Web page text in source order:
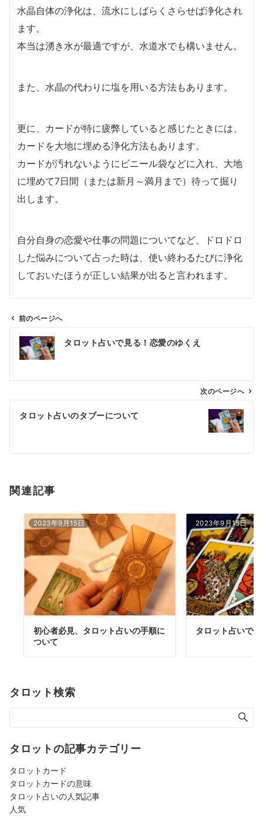
水晶自体の浄化は、流水にしばらくさらせば浄化され
ます。
本当は湧き水が最適ですが、水道水でも構いません。
また、水晶の代わりに塩を用いる方法もあります。
更に、カードが特に疲弊していると感じたときには、
カードを大地に埋める浄化方法もあります。
カードが汚れないようにビニール袋などに入れ、大地
に埋めて7日間（または新月～満月まで）待って掘り
出します。
自分自身の恋愛や仕事の問題についてなど、ドロドロ
した悩みについて占った時は、使い終わるたびに浄化
しておいたほうが正しい結果が出ると言われます。
ビ
ン
前のページへ
タロット占いで見る！恋愛のゆくえ
次のページへ
タロット占いのタブーについて
関連記事
2023年9月15日
初心者必見、タロット占いの手順に
ついて
2023年9月15日
タロット占いで
タロット検索
タロットの記事カテゴリー
タロットカード
タロットカードの意味
タロット占いの人気記事
人気